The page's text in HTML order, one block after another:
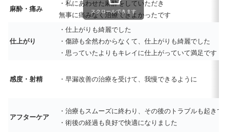
麻酔・痛み
・私にあわせた麻酔をしていただき
無事に痛みなく治療できよかったです
仕上がり
・仕上がりも綺麗でした
・傷跡も全然わからなくて、仕上がりも綺麗でした
・思っていたよりもキレイに仕上がっていて満足です
感度・射精 ・早漏改善の治療を受けて、我慢できるように
アフターケア
・治療もスムーズに終わり、その後のトラブルも起きて
・術後の経過も良好で快適になりました
スクロールできます